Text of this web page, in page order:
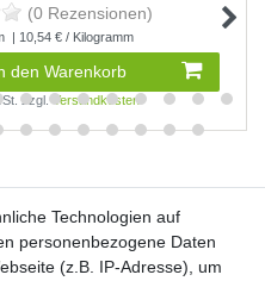
(0 Rezensionen)
| 10,54 € / Kilogramm
den Warenkorb
zzgl. Versandkosten
Technologien auf
personenbezogene Daten
(z.B. IP-Adresse), um
Technologien auf
personenbezogene Daten
(z.B. IP-Adresse), um